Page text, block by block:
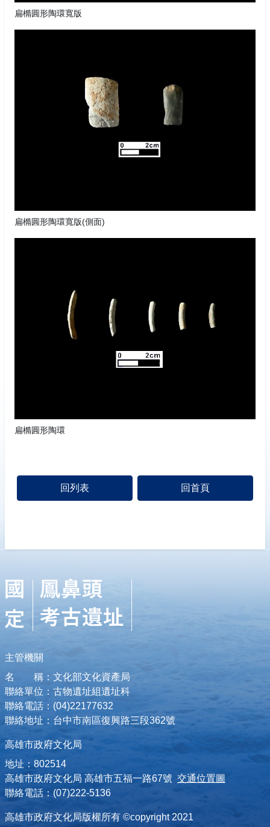
扁橢圓形陶環寬版
扁橢圓形陶環寬版(側面)
扁橢圓形陶環
回列表 回首頁
主管機關
名 稱：文化部文化資產局
聯絡單位：古物遺址組遺址科
聯絡電話：(04)22177632
聯絡地址：台中市南區復興路三段362號
高雄市政府文化局
地址：802514
高雄市政府文化局 高雄市五福一路67號 交通位置圖
聯絡電話：(07)222-5136
高雄市政府文化局版權所有 ©copyright 2021